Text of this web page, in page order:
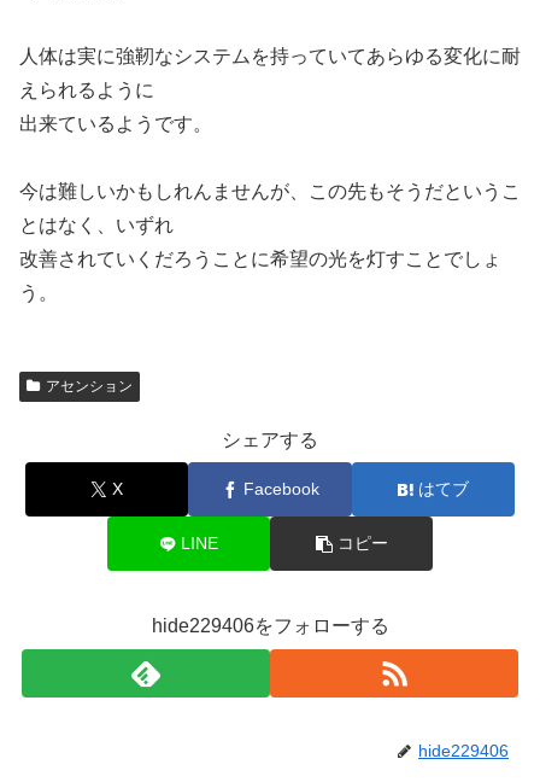
人体は実に強靭なシステムを持っていてあらゆる変化に耐
えられるように
出来ているようです。
今は難しいかもしれんませんが、この先もそうだというこ
とはなく、いずれ
改善されていくだろうことに希望の光を灯すことでしょ
う。
アセンション
シェアする
X Facebook はてブ
LINE コピー
hide229406をフォローする
hide229406